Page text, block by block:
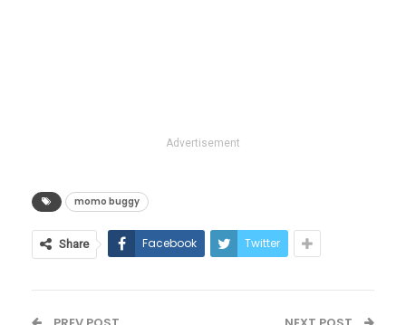
Advertisement
momo buggy
Share Facebook Twitter